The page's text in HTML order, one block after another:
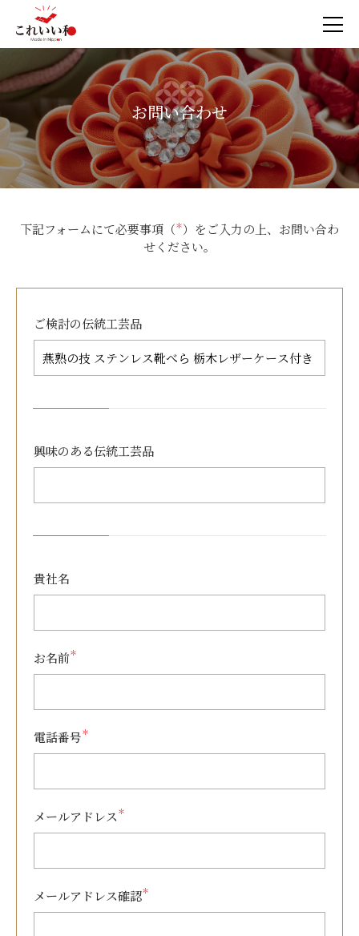
お問い合わせ
下記フォームにて必要事項（＊）をご入力の上、お問い合わ
せください。
ご検討の伝統工芸品
興味のある伝統工芸品
貴社名
お名前＊
電話番号＊
メールアドレス ＊
メールアドレス確認＊